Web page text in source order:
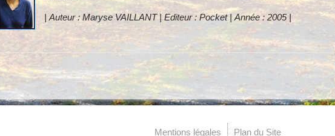
| Auteur : Maryse VAILLANT | Editeur : Pocket | Année : 2005 |
Mentions légales Plan du Site